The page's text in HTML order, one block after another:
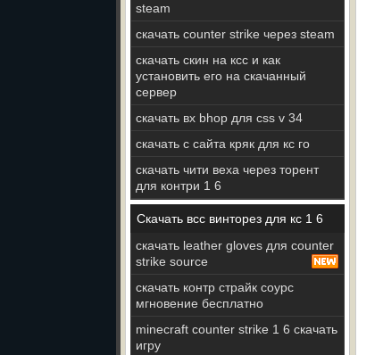
steam
скачать counter strike через steam
скачать скин на ксс и как
установить его на скачанный
сервер
скачать вх bhop для css v 34
скачать с сайта кряк для кс го
скачать чити веха через торент
для контри 1 6
Скачать всс винторез для кс 1 6
скачать leather gloves для counter
strike source
скачать контр страйк соурс
мгновение бесплатно
minecraft counter strike 1 6 скачать
игру